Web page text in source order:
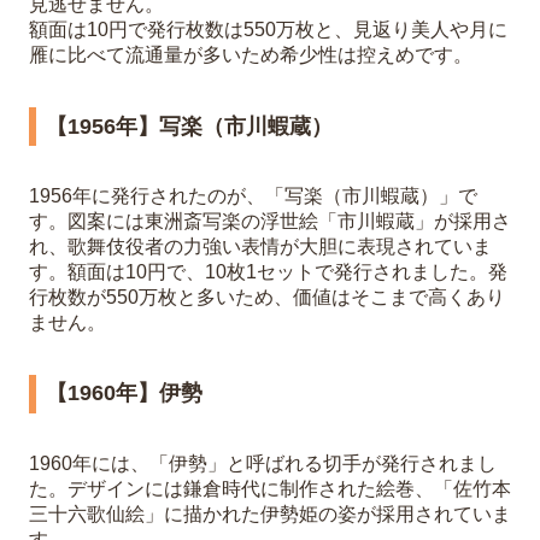
見逃せません。
額面は10円で発行枚数は550万枚と、見返り美人や月に
雁に比べて流通量が多いため希少性は控えめです。
【1956年】写楽（市川蝦蔵）
1956年に発行されたのが、「写楽（市川蝦蔵）」で
す。図案には東洲斎写楽の浮世絵「市川蝦蔵」が採用さ
れ、歌舞伎役者の力強い表情が大胆に表現されていま
す。額面は10円で、10枚1セットで発行されました。発
行枚数が550万枚と多いため、価値はそこまで高くあり
ません。
【1960年】伊勢
1960年には、「伊勢」と呼ばれる切手が発行されまし
た。デザインには鎌倉時代に制作された絵巻、「佐竹本
三十六歌仙絵」に描かれた伊勢姫の姿が採用されていま